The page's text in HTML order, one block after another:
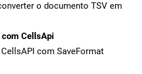
o documento TSV em
CellsApi
com SaveFormat